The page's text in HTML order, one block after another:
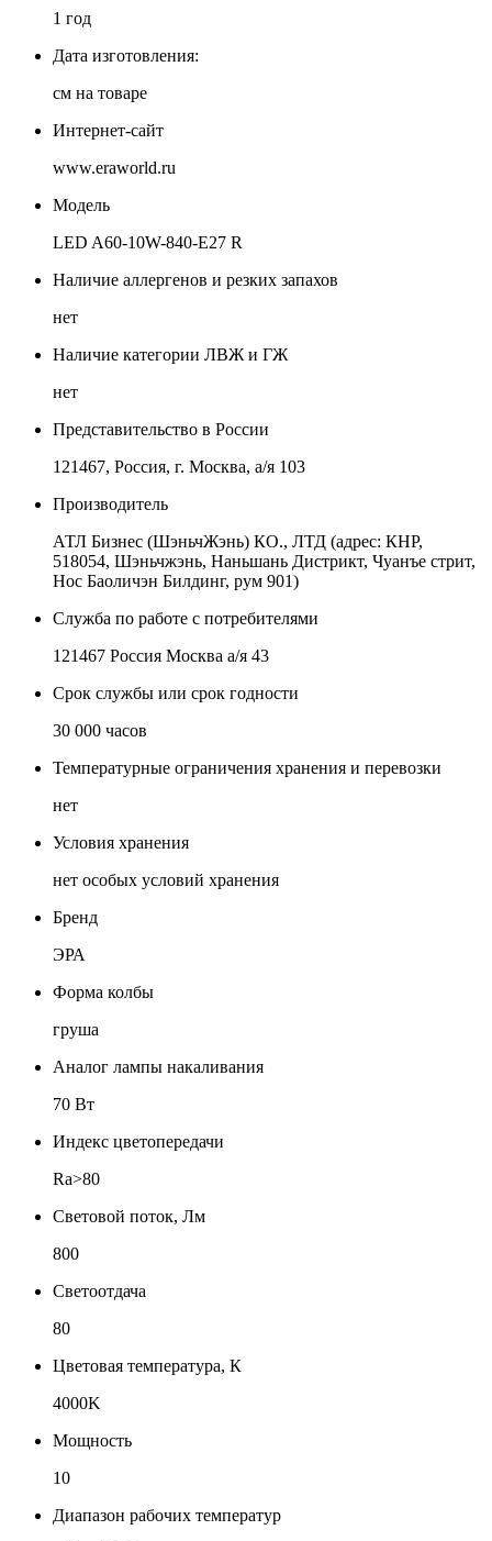
1 год
Дата изготовления:
см на товаре
Интернет-сайт
www.eraworld.ru
Модель
LED A60-10W-840-E27 R
Наличие аллергенов и резких запахов
нет
Наличие категории ЛВЖ и ГЖ
нет
Представительство в России
121467, Россия, г. Москва, а/я 103
Производитель
АТЛ Бизнес (ШэньчЖэнь) КО., ЛТД (адрес: КНР,
518054, Шэньчжэнь, Наньшань Дистрикт, Чуанъе стрит,
Нос Баоличэн Билдинг, рум 901)
Служба по работе с потребителями
121467 Россия Москва а/я 43
Срок службы или срок годности
30 000 часов
Температурные ограничения хранения и перевозки
нет
Условия хранения
нет особых условий хранения
Бренд
ЭРА
Форма колбы
груша
Аналог лампы накаливания
70 Вт
Индекс цветопередачи
Ra>80
Световой поток, Лм
800
Светоотдача
80
Цветовая температура, К
4000K
Мощность
10
Диапазон рабочих температур